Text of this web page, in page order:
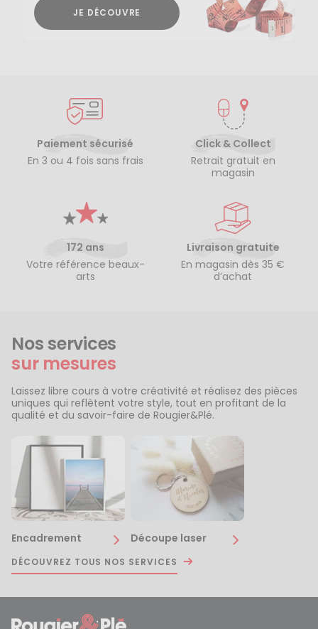
JE DÉCOUVRE
Paiement sécurisé
En 3 ou 4 fois sans frais
Click & Collect
Retrait gratuit en
magasin
172 ans
Votre référence beaux-
arts
Livraison gratuite
En magasin dès 35 €
d’achat
Nos services
sur mesures
Laissez libre cours à votre créativité et réalisez des pièces
uniques qui reflètent votre style, tout en profitant de la
qualité et du savoir-faire de Rougier&Plé.
Encadrement Découpe laser
DÉCOUVREZ TOUS NOS SERVICES